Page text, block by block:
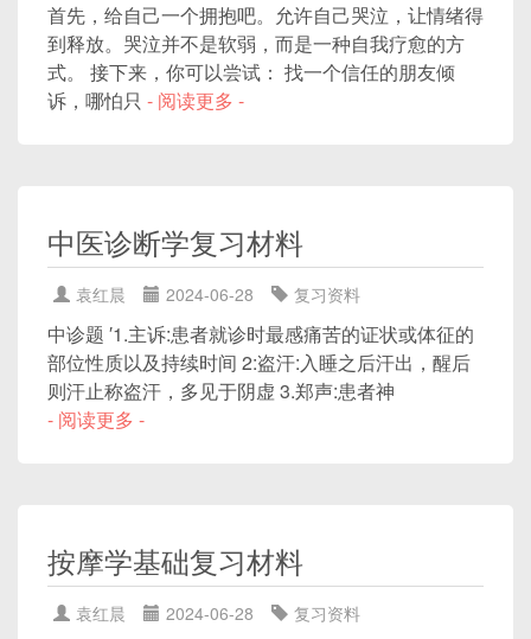
首先，给自己一个拥抱吧。允许自己哭泣，让情绪得
到释放。哭泣并不是软弱，而是一种自我疗愈的方
式。 接下来，你可以尝试： 找一个信任的朋友倾
诉，哪怕只 - 阅读更多 -
中医诊断学复习材料
袁红晨 2024-06-28 复习资料
中诊题 ′1.主诉:患者就诊时最感痛苦的证状或体征的
部位性质以及持续时间 2:盗汗:入睡之后汗出，醒后
则汗止称盗汗，多见于阴虚 3.郑声:患者神
- 阅读更多 -
按摩学基础复习材料
袁红晨 2024-06-28 复习资料